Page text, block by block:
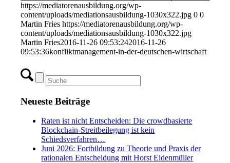
https://mediatorenausbildung.org/wp-
content/uploads/mediationsausbildung-1030x322.jpg 0 0
Martin Fries https://mediatorenausbildung.org/wp-
content/uploads/mediationsausbildung-1030x322.jpg
Martin Fries2016-11-26 09:53:242016-11-26
09:53:36konfliktmanagement-in-der-deutschen-wirtschaft
Neueste Beiträge
Raten ist nicht Entscheiden: Die crowdbasierte
Blockchain-Streitbeilegung ist kein
Schiedsverfahren…
Juni 2026: Fortbildung zu Theorie und Praxis der
rationalen Entscheidung mit Horst Eidenmüller